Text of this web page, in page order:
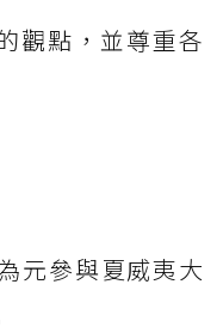
觀點，並尊重各
元參與夏威夷大